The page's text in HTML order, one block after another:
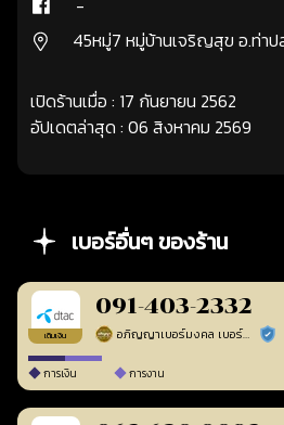
-
45หมู่7 หมู่บ้านเจริญสุข อ.ท่า
เปิดร้านเมื่อ : 17 กันยายน 2562
อัปเดตล่าสุด : 06 สิงหาคม 2569
เบอร์อื่นๆ ของร้าน
เติมเงิน
091-403-2332
อภิญญาเบอร์มงคล เบอร์สวยเลขศาสตร์ ร้านยื
การเงิน การงาน